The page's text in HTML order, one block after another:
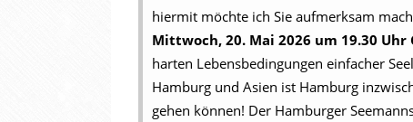
hiermit möchte ich Sie aufmerksam
Mittwoch, 20. Mai 2026 um 19.30
harten Lebensbedingungen einfacher
Hamburg und Asien ist Hamburg
gehen können! Der Hamburger